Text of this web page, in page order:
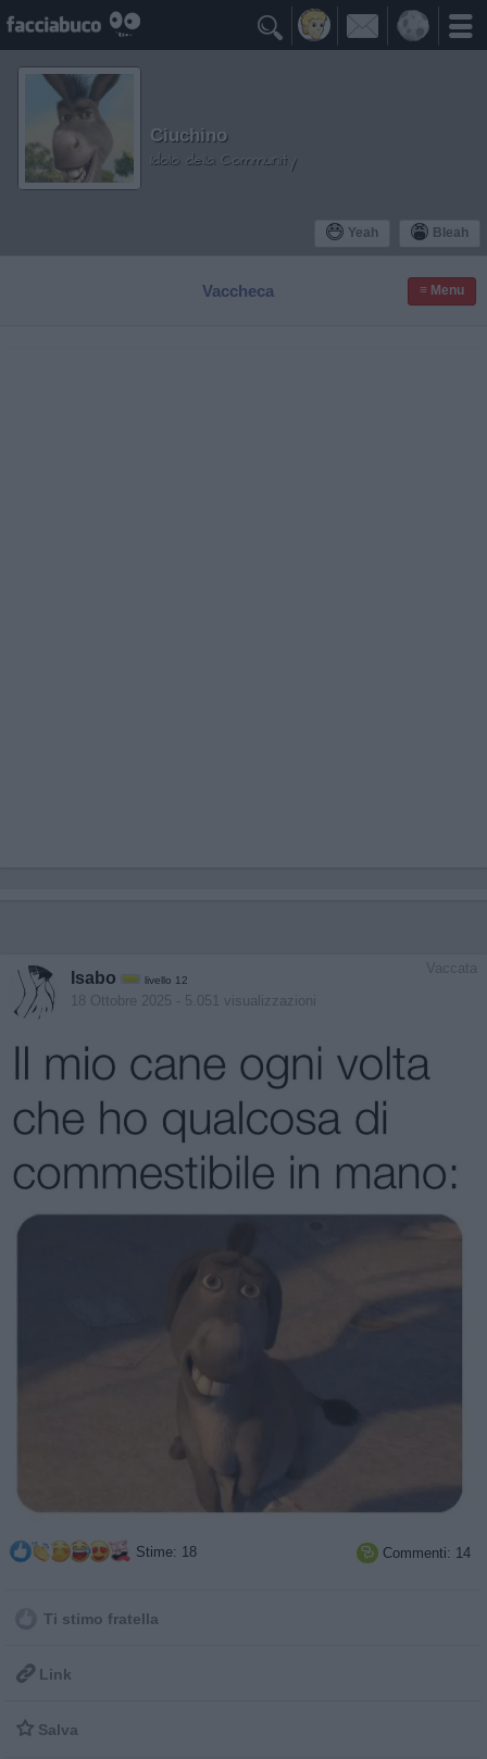

Yeah Bleah
Ciuchino
Idolo della Community
Vaccheca ≡ Menu
Vaccata
Isabo livello 12
18 Ottobre 2025 - 5.051 visualizzazioni
Stime: 18  Commenti: 14
Ti stimo fratella
 Link
 Salva